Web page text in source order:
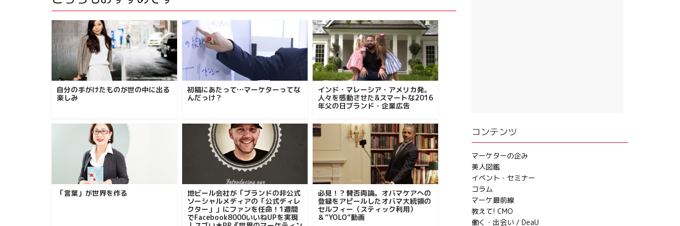
自分の手がけたものが世の中に出る
楽しみ
初稿にあたって…マーケターってな
んだっけ？
インド・マレーシア・アメリカ発。
人々を感動させた&スマートな2016
年父の日ブランド・企業広告
「言葉」が世界を作る
地ビール会社が「ブランドの非公式
ソーシャルメディアの「公式ディレ
クター」」にファンを任命！1週間
でFacebook8000いいねUPを実現
必見！？賛否両論。オバマケアへの
登録をアピールしたオバマ大統領の
セルフィー（スティック利用）
＆”YOLO”動画
コンテンツ
マーケターの企み
美人図鑑
イベント・セミナー
コラム
マーケ最前線
教えて! CMO
働く・出会い / DeaU